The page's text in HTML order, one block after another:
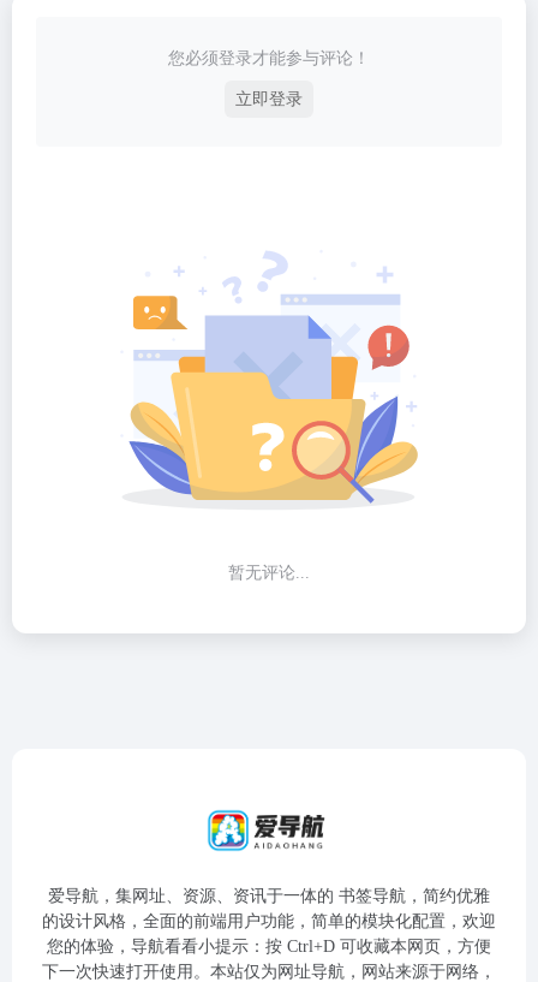
您必须登录才能参与评论！
立即登录
暂无评论...
爱导航，集网址、资源、资讯于一体的 书签导航，简约优雅
的设计风格，全面的前端用户功能，简单的模块化配置，欢迎
您的体验，导航看看小提示：按 Ctrl+D 可收藏本网页，方便
下一次快速打开使用。本站仅为网址导航，网站来源于网络，